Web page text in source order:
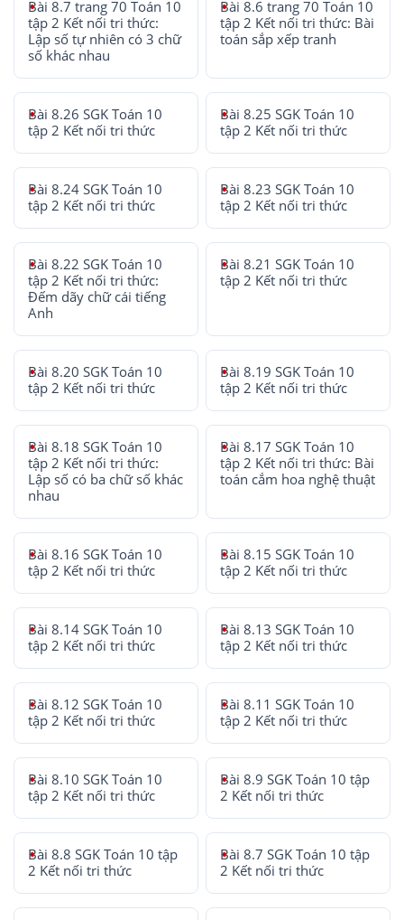
Bài 8.7 trang 70 Toán 10
tập 2 Kết nối tri thức:
Lập số tự nhiên có 3 chữ
số khác nhau
Bài 8.6 trang 70 Toán 10
tập 2 Kết nối tri thức: Bài
toán sắp xếp tranh
Bài 8.26 SGK Toán 10
tập 2 Kết nối tri thức
Bài 8.25 SGK Toán 10
tập 2 Kết nối tri thức
Bài 8.24 SGK Toán 10
tập 2 Kết nối tri thức
Bài 8.23 SGK Toán 10
tập 2 Kết nối tri thức
Bài 8.22 SGK Toán 10
tập 2 Kết nối tri thức:
Đếm dãy chữ cái tiếng
Anh
Bài 8.21 SGK Toán 10
tập 2 Kết nối tri thức
Bài 8.20 SGK Toán 10
tập 2 Kết nối tri thức
Bài 8.19 SGK Toán 10
tập 2 Kết nối tri thức
Bài 8.18 SGK Toán 10
tập 2 Kết nối tri thức:
Lập số có ba chữ số khác
nhau
Bài 8.17 SGK Toán 10
tập 2 Kết nối tri thức: Bài
toán cắm hoa nghệ thuật
Bài 8.16 SGK Toán 10
tập 2 Kết nối tri thức
Bài 8.15 SGK Toán 10
tập 2 Kết nối tri thức
Bài 8.14 SGK Toán 10
tập 2 Kết nối tri thức
Bài 8.13 SGK Toán 10
tập 2 Kết nối tri thức
Bài 8.12 SGK Toán 10
tập 2 Kết nối tri thức
Bài 8.11 SGK Toán 10
tập 2 Kết nối tri thức
Bài 8.10 SGK Toán 10
tập 2 Kết nối tri thức
Bài 8.9 SGK Toán 10 tập
2 Kết nối tri thức
Bài 8.8 SGK Toán 10 tập
2 Kết nối tri thức
Bài 8.7 SGK Toán 10 tập
2 Kết nối tri thức